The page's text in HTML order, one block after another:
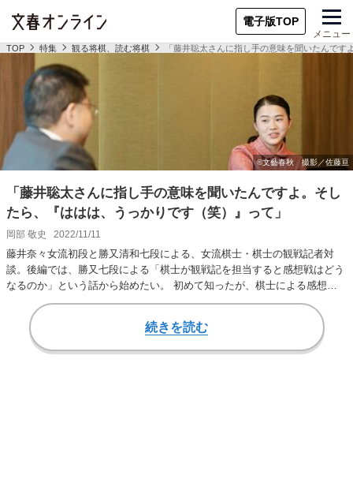
電子版TOP
メニュー
TOP 特集 観る将棋、読む将棋 「藤井聡太さんに指し手の意味を聞いたんで
「藤井聡太さんに指し手の意味を聞いたんですよ。そし
たら、『ははは、うっかりです（笑）』って」
岡部 敬史 2022/11/11
藤井奈々女流初段と勝又清和七段による、女流棋士・棋士の観戦記者対
談。後編では、勝又七段による「棋士が観戦記を担当すると感想戦はどう
なるのか」という話から始めたい。 初めて知ったが、棋士による感想戦
というのは、観戦記…
続きを読む